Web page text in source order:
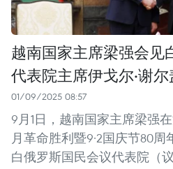
越南国家主席梁强会见
代表院主席伊戈尔·谢
01/09/2025 08:57
9月1日，越南国家主席梁强
月革命胜利暨9·2国庆节80周
白俄罗斯国民会议代表院（